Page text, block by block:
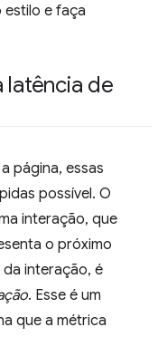
estilo e faça
latência de
página, essas
possível. O
interação, que
o próximo
interação, é
. Esse é um
que a métrica